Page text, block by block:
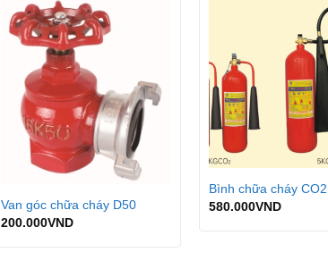
Van góc chữa cháy D50
200.000VND
Bình chữa cháy
580.000VND